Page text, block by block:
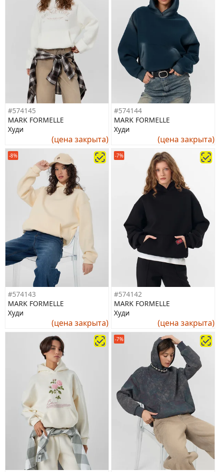
#574145
MARK FORMELLE
Худи
(цена закрыта)
#574144
MARK FORMELLE
Худи
(цена закрыта)
-8%
#574143
MARK FORMELLE
Худи
(цена закрыта)
-7%
#574142
MARK FORMELLE
Худи
(цена закрыта)
-7%